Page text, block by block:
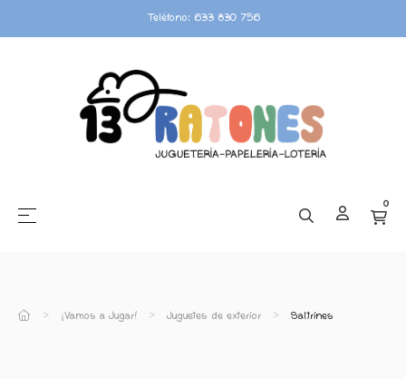
Teléfono: 633 830 756
Navegación de palanca
☰ 0
¡Vamos a Jugar! Juguetes de exterior Saltrines